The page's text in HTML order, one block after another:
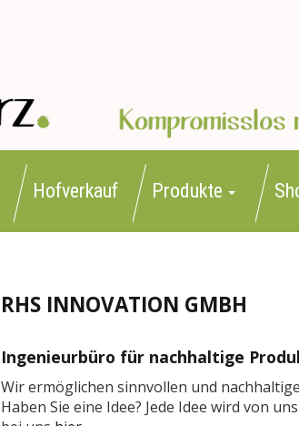
Hofverkauf Produkte
RHS INNOVATION GMBH
Ingenieurbüro für nachhaltige
Wir ermöglichen sinnvollen und
Haben Sie eine Idee? Jede Idee wird von